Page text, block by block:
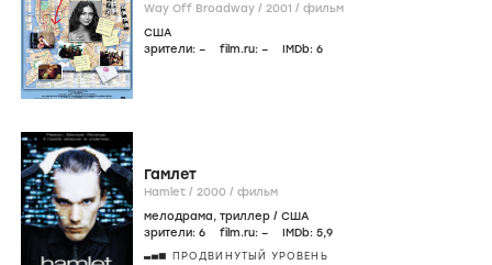
Way Off Broadway / 2001 / фильм
США
зрители: – film.ru: – IMDb: 6
Гамлет
Hamlet / 2000 / фильм
мелодрама, триллер / США
зрители: 6 film.ru: – IMDb: 5,9
ПРОДВИНУТЫЙ УРОВЕНЬ